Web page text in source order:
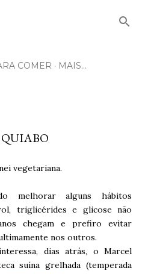
COMER MAIS…
vegetariana.
melhoraralguns hábitos
triglicérides e glicose não
chegam e prefiro evitar
nos outros.
dias atrás, o Marcel
suína grelhada (temperada